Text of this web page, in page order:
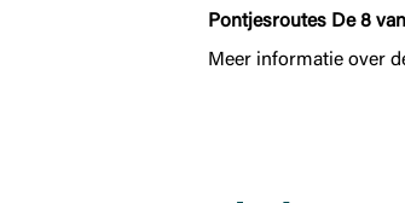
Pontjesroutes De 8
Meer informatie over